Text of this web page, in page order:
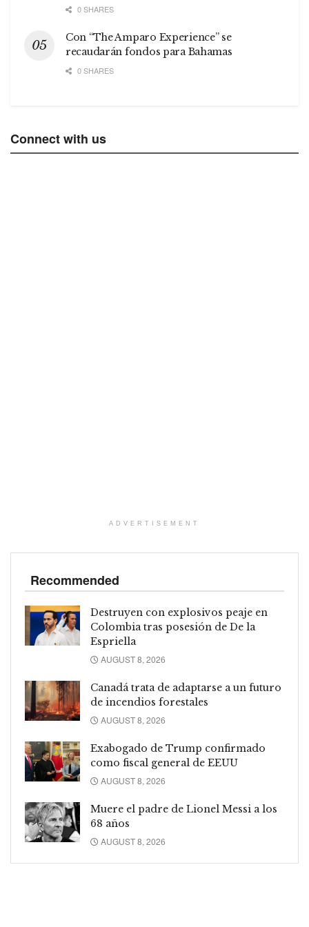
0 SHARES
Con “The Amparo Experience” se
recaudarán fondos para Bahamas
0 SHARES
Connect with us
ADVERTISEMENT
Recommended
Destruyen con explosivos peaje en
Colombia tras posesión de De la
Espriella
AUGUST 8, 2026
Canadá trata de adaptarse a un futuro
de incendios forestales
AUGUST 8, 2026
Exabogado de Trump confirmado
como fiscal general de EEUU
AUGUST 8, 2026
Muere el padre de Lionel Messi a los
68 años
AUGUST 8, 2026